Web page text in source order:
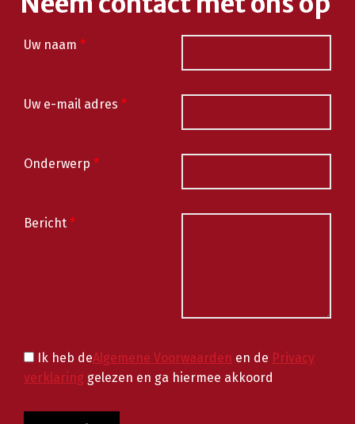
Uw naam *
Uw e-mail adres *
Onderwerp *
Bericht *
Ik heb deAlgemene Voorwaarden en de Privacy
verklaring gelezen en ga hiermee akkoord